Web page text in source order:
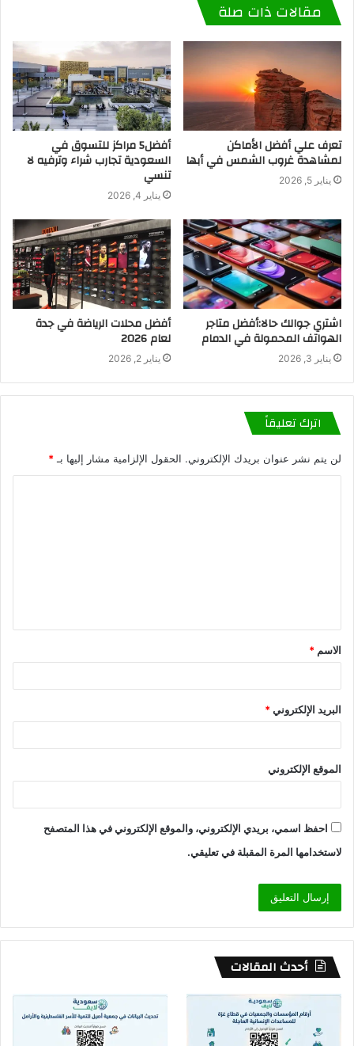
مقالات ذات صلة
تعرف علي أفضل الأماكن
لمشاهدة غروب الشمس في أبها
يناير 5, 2026
أفضل5 مراكز للتسوق في
السعودية تجارب شراء وترفيه لا
تنسي
يناير 4, 2026
اشتري جوالك حالا:أفضل متاجر
الهواتف المحمولة في الدمام
يناير 3, 2026
أفضل محلات الرياضة في جدة
لعام 2026
يناير 2, 2026
اترك تعليقاً
لن يتم نشر عنوان بريدك الإلكتروني. الحقول الإلزامية مشار إليها بـ *
الاسم *
البريد الإلكتروني*
الموقع الإلكتروني
احفظ اسمي، بريدي الإلكتروني، والموقع الإلكتروني في هذا المتصفح
لاستخدامها المرة المقبلة في تعليقي.
أحدث المقالات